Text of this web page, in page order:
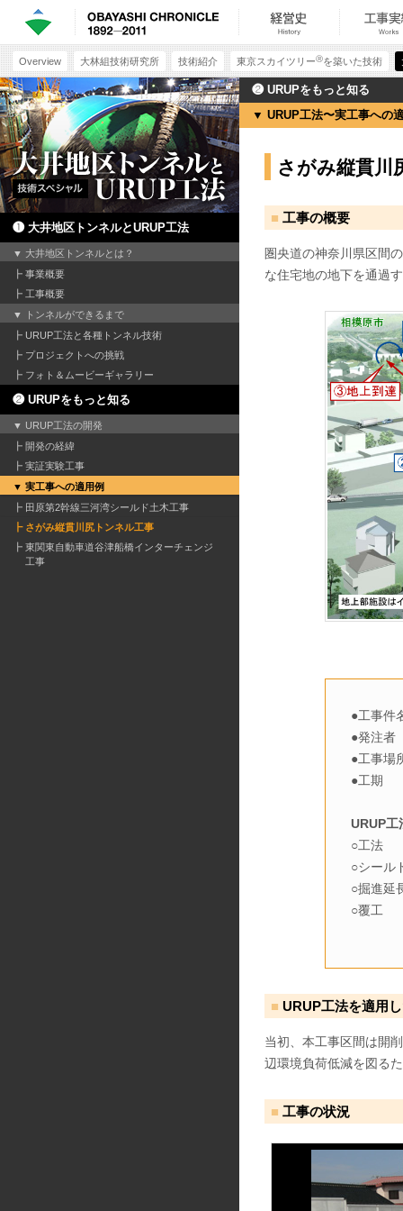
Overview 大林組技術研究所 技術紹介 東京スカイツリーⓇを築いた技術
❶ 大井地区トンネルとURUP工法
大井地区トンネルとは？
事業概要
工事概要
トンネルができるまで
URUP工法と各種トンネル技術
プロジェクトへの挑戦
フォト＆ムービーギャラリー
❷ URUPをもっと知る
URUP工法の開発
開発の経緯
実証実験工事
実工事への適用例
田原第2幹線三河湾シールド土木工事
さがみ縦貫川尻トンネル工事
東関東自動車道谷津船橋インターチェンジ
工事
❷ URUPをもっと知る
URUP工法〜実工事への
さがみ縦貫川
工事の概要
圏央道の神奈川県区間
な住宅地の地下を通過
●工事
●発注
●工事
●工期
URUP工
○工
○シール
○掘進
○覆工
URUP工法を適用
当初、本工事区間は開
辺環境負荷低減を図る
工事の状況